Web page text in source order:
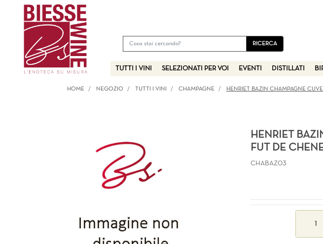
TUTTI I VINI SELEZIONATI PER VOI EVENTI DISTILLATI
HOME NEGOZIO TUTTI I VINI CHAMPAGNE HENRIET BAZIN CHAMPAGNE
HENRIET
FUT DE
CHABAZ03